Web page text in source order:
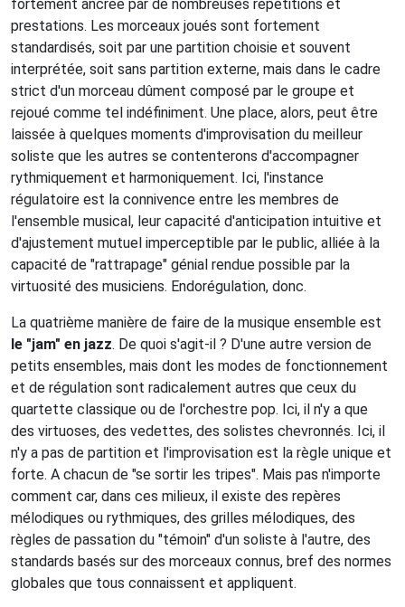
fortement ancrée par de nombreuses répétitions et
prestations. Les morceaux joués sont fortement
standardisés, soit par une partition choisie et souvent
interprétée, soit sans partition externe, mais dans le cadre
strict d'un morceau dûment composé par le groupe et
rejoué comme tel indéfiniment. Une place, alors, peut être
laissée à quelques moments d'improvisation du meilleur
soliste que les autres se contenterons d'accompagner
rythmiquement et harmoniquement. Ici, l'instance
régulatoire est la connivence entre les membres de
l'ensemble musical, leur capacité d'anticipation intuitive et
d'ajustement mutuel imperceptible par le public, alliée à la
capacité de "rattrapage" génial rendue possible par la
virtuosité des musiciens. Endorégulation, donc.
La quatrième manière de faire de la musique ensemble est
le "jam" en jazz. De quoi s'agit-il ? D'une autre version de
petits ensembles, mais dont les modes de fonctionnement
et de régulation sont radicalement autres que ceux du
quartette classique ou de l'orchestre pop. Ici, il n'y a que
des virtuoses, des vedettes, des solistes chevronnés. Ici, il
n'y a pas de partition et l'improvisation est la règle unique et
forte. A chacun de "se sortir les tripes". Mais pas n'importe
comment car, dans ces milieux, il existe des repères
mélodiques ou rythmiques, des grilles mélodiques, des
règles de passation du "témoin" d'un soliste à l'autre, des
standards basés sur des morceaux connus, bref des normes
globales que tous connaissent et appliquent.